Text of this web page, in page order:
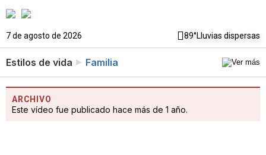
7 de agosto de 2026 89°Lluvias dispersas
Estilos de vida Familia
ARCHIVO
Este vídeo fue publicado hace más de 1 año.